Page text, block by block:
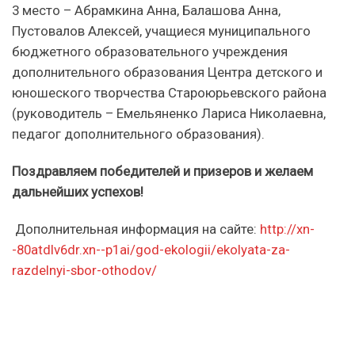
3 место – Абрамкина Анна, Балашова Анна,
Пустовалов Алексей, учащиеся муниципального
бюджетного образовательного учреждения
дополнительного образования Центра детского и
юношеского творчества Староюрьевского района
(руководитель – Емельяненко Лариса Николаевна,
педагог дополнительного образования).
Поздравляем победителей и призеров и желаем
дальнейших успехов!
Дополнительная информация на сайте: http://xn-
-80atdlv6dr.xn--p1ai/god-ekologii/ekolyata-za-
razdelnyi-sbor-othodov/